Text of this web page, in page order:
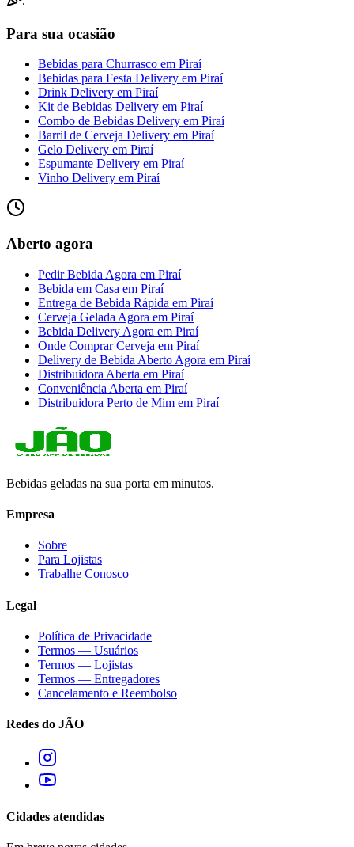
Para sua ocasião
Bebidas para Churrasco em Piraí
Bebidas para Festa Delivery em Piraí
Drink Delivery em Piraí
Kit de Bebidas Delivery em Piraí
Combo de Bebidas Delivery em Piraí
Barril de Cerveja Delivery em Piraí
Gelo Delivery em Piraí
Espumante Delivery em Piraí
Vinho Delivery em Piraí
Aberto agora
Pedir Bebida Agora em Piraí
Bebida em Casa em Piraí
Entrega de Bebida Rápida em Piraí
Cerveja Gelada Agora em Piraí
Bebida Delivery Agora em Piraí
Onde Comprar Cerveja em Piraí
Delivery de Bebida Aberto Agora em Piraí
Distribuidora Aberta em Piraí
Conveniência Aberta em Piraí
Distribuidora Perto de Mim em Piraí
Bebidas geladas na sua porta em minutos.
Empresa
Sobre
Para Lojistas
Trabalhe Conosco
Legal
Política de Privacidade
Termos — Usuários
Termos — Lojistas
Termos — Entregadores
Cancelamento e Reembolso
Redes do JÃO
Cidades atendidas